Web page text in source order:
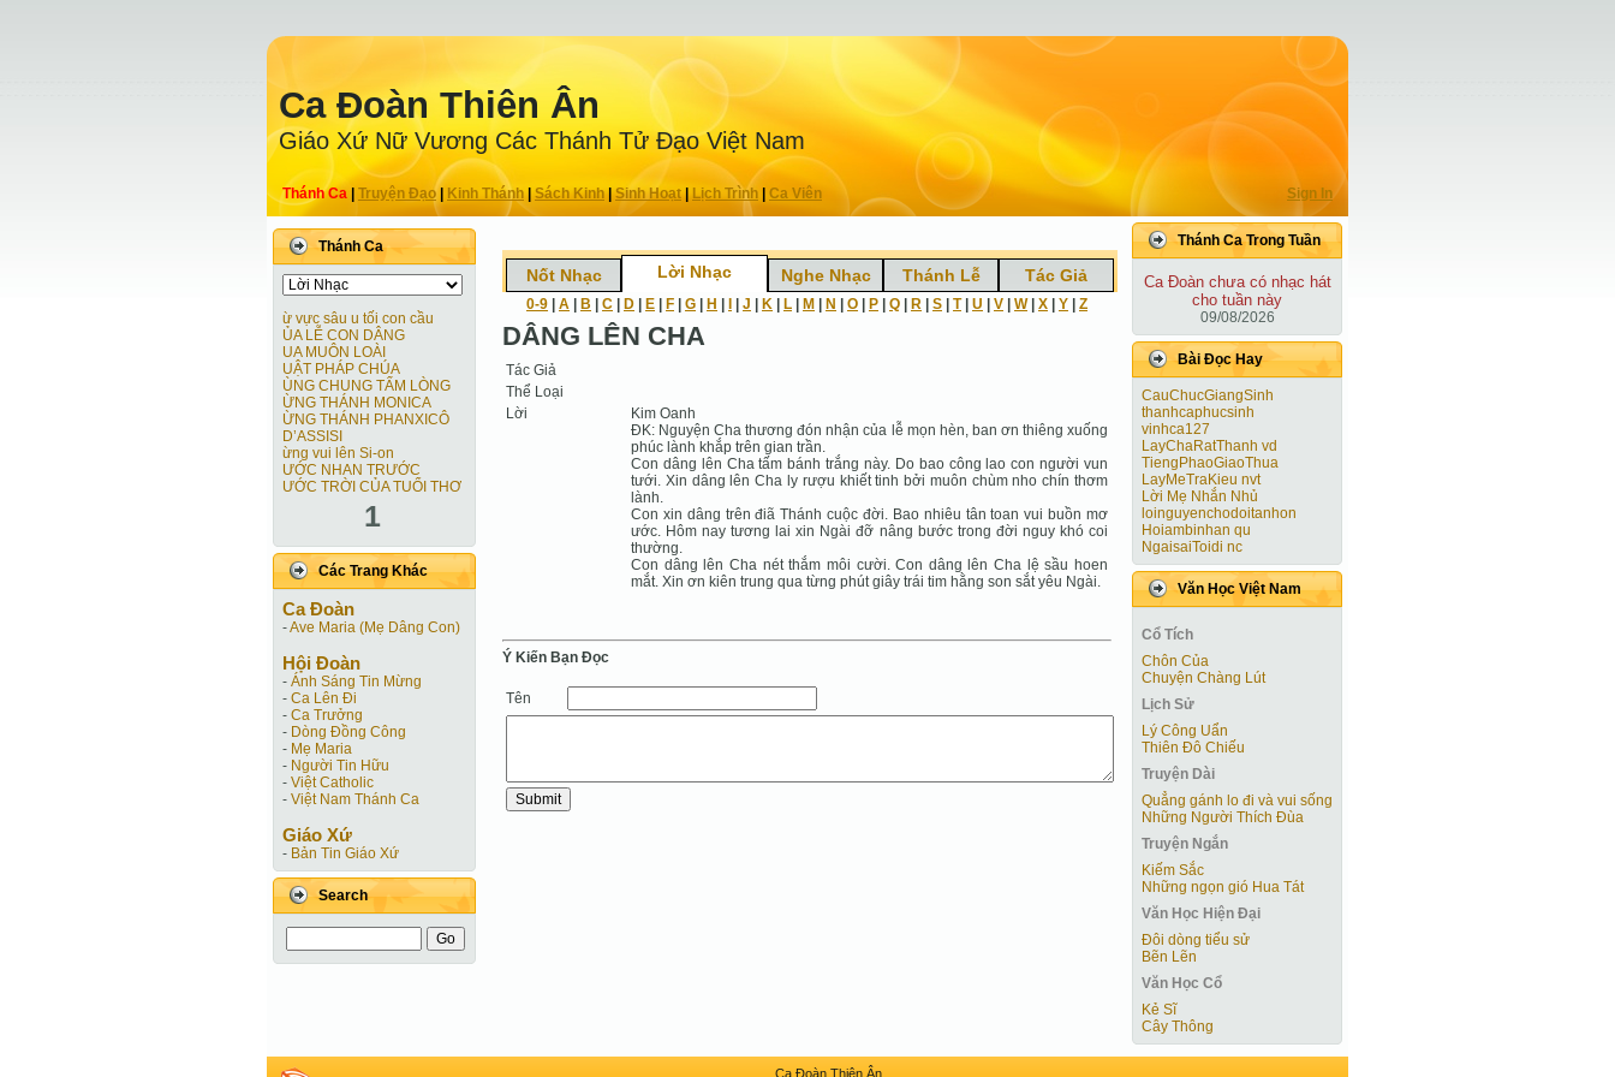
Ca Ðoàn Thiên Ân
Giáo Xứ Nữ Vương Các Thánh Tử Ðạo Việt Nam
Thánh Ca Truyện Ðạo| Kinh Thánh Sách Kinh|Sinh Hoạt| Lịch Trình Ca Viên Sign In
Thánh Ca
ừ vực sâu u tối con cầu
ỦA LỄ CON DÂNG
UA MUÔN LOÀI
UẬT PHÁP CHÚA
ÙNG CHUNG TẤM LÒNG
ỪNG THÁNH MONICA
ỪNG THÁNH PHANXICÔ
D’ASSISI
ừng vui lên Si-on
ƯỚC NHAN TRƯỚC
ƯỚC TRỜI CỦA TUỔI THƠ
1
Các Trang Khác
Ca Ðoàn
-Ave Maria (Mẹ Dâng Con)
Hội Ðoàn
- Ánh Sáng Tin Mừng
- Ca Lên Đi
- Ca Trưởng
- Dòng Đồng Công
- Mẹ Maria
- Người Tin Hữu
- Việt Catholic
- Việt Nam Thánh Ca
Giáo Xứ
- Bản Tin Giáo Xứ
Search
Nốt Nhạc Lời Nhạc Nghe Nhạc Thánh Lễ Tác Giả
0-9 A B C D E F G H J K L M N O P Q R S T| U V W| X Y Z
DÂNG LÊN CHA
Tác Giả
Thể Loại
Lời
Kim Oanh
ĐK: Nguyện Cha thương đón nhận của lễ mọn hèn, ban ơn thiêng xuống
phúc lành khắp trên gian trần.
Con dâng lên Cha tấm bánh trắng này. Do bao công lao con người vun
tưới. Xin dâng lên Cha ly rượu khiết tinh bởi muôn chùm nho chín thơm
lành.
Con xin dâng trên điã Thánh cuộc đời. Bao nhiêu tân toan vui buồn mơ
ước. Hôm nay tương lai xin Ngài đỡ nâng bước trong đời nguy khó coi
thường.
Con dâng lên Cha nét thắm môi cười. Con dâng lên Cha lệ sầu hoen
mắt. Xin ơn kiên trung qua từng phút giây trái tim hằng son sắt yêu Ngài.
Ý Kiến Bạn Ðọc
Tên
Thánh Ca Trong Tuần
Ca Ðoàn chưa có nhạc hát
cho tuần này
09/08/2026
Bài Ðọc Hay
CauChucGiangSinh
thanhcaphucsinh
vinhca127
LayChaRatThanh vd
TiengPhaoGiaoThua
LayMeTraKieu nvt
Lời Mẹ Nhắn Nhủ
loinguyenchodoitanhon
Hoiambinhan qu
NgaisaiToidi nc
Văn Học Việt Nam
Cổ Tích
Chôn Của
Chuyện Chàng Lút
Lịch Sử
Lý Công Uẩn
Thiên Đô Chiếu
Truyện Dài
Quẳng gánh lo đi và vui sống
Những Người Thích Đùa
Truyện Ngắn
Kiếm Sắc
Những ngọn gió Hua Tát
Văn Học Hiện Ðại
Đôi dòng tiểu sử
Bẽn Lẽn
Văn Học Cổ
Kẻ Sĩ
Cây Thông
Ca Ðoàn Thiên Ân